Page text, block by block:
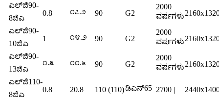
ಎಲ್‌ಜಿ90-
8ಜಿಎ
0.8 ೧೭.೨ 90 G2
2000
ವರ್ಷಗಳು
ಎಲ್‌ಜಿ90-
10ಜಿಎ
1 ೧೪.೨ 90 G2
2000
ವರ್ಷಗಳು
ಎಲ್‌ಜಿ90-
13ಜಿಎ
೧.೩ ೧೧.೬ 90 G2
2000
ವರ್ಷಗಳು
ಎಲ್‌ಜಿ110-
8ಜಿಎ
0.8 20.8 110 (110)ಡಿಎನ್65 2700 |